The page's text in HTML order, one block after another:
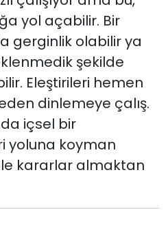
yol açabilir. Bir
gerginlik olabilir ya
şekilde
Eleştirileri hemen
dinlemeye çalış.
içsel bir
yoluna koyman
kararlar almaktan